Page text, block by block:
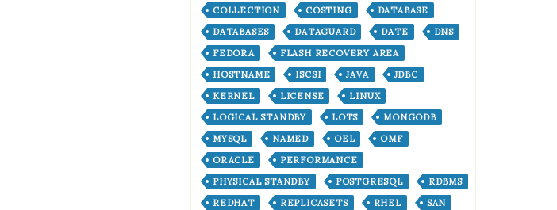
COLLECTION
COSTING
DATABASE
DATABASES
DATAGUARD DATE
DNS
FEDORA
FLASH RECOVERY AREA
HOSTNAME
ISCSI JAVA
JDBC
KERNEL
LICENSE
LINUX
LOGICAL STANDBY
LOTS
MONGODB
MYSQL
NAMED OEL
OMF
ORACLE
PERFORMANCE
PHYSICAL STANDBY
POSTGRESQL
RDBMS
REDHAT
REPLICASETS RHEL
SAN